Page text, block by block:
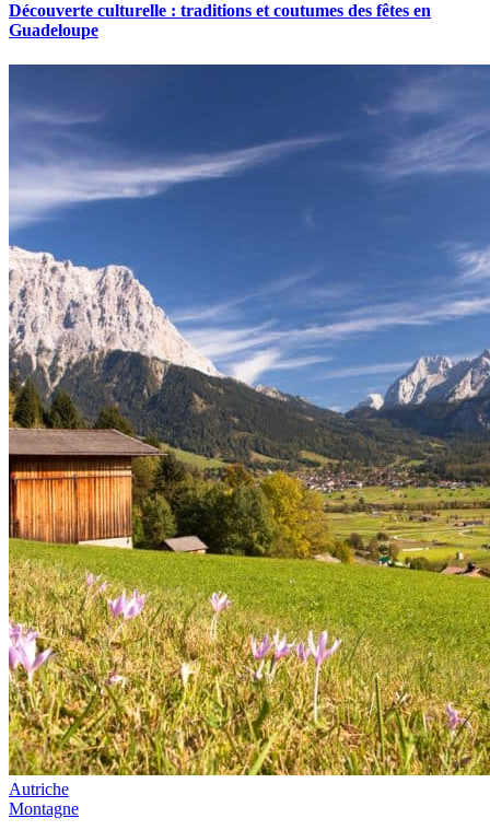
Découverte culturelle : traditions et coutumes des fêtes en
Guadeloupe
Autriche
Montagne